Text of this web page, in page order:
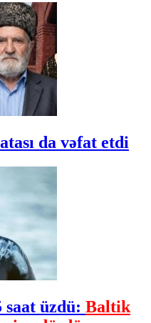
da vəfat etdi
saat üzdü: Baltik